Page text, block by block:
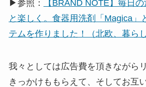
▶参照：
【BRAND NOTE】毎日
と楽しく。食器用洗剤「Magica」
テムを作りました！（北欧、暮ら
我々としては広告費を頂きながら
きっかけももらえて、そしてお互